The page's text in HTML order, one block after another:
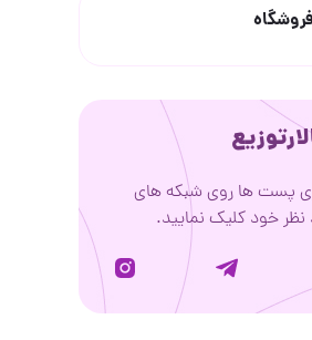
پست ها روی شبکه های
نظر خود کلیک نمایید.